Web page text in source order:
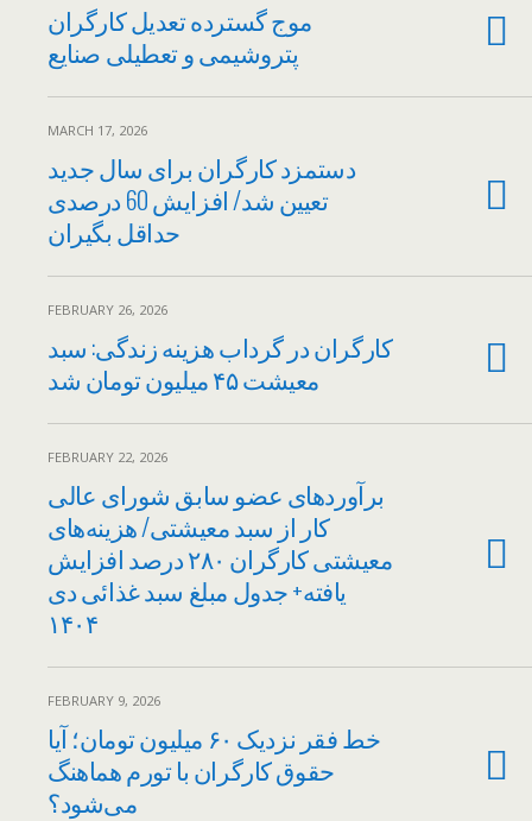
موج گسترده تعدیل کارگران
پتروشیمی و تعطیلی صنایع
MARCH 17, 2026
دستمزد کارگران برای سال جدید
تعیین شد/ افزایش 60 درصدی
حداقل بگیران
FEBRUARY 26, 2026
کارگران در گرداب هزینه زندگی: سبد
معیشت ۴۵ میلیون تومان شد
FEBRUARY 22, 2026
برآوردهای عضو سابق شورای عالی
کار از سبد معیشتی/ هزینه‌های
معیشتی کارگران ۲۸۰ درصد افزایش
یافته+ جدول مبلغ سبد غذائی دی
۱۴۰۴
FEBRUARY 9, 2026
خط فقر نزدیک ۶۰ میلیون تومان؛ آیا
حقوق کارگران با تورم هماهنگ
می‌شود؟